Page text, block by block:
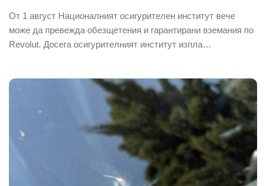
От 1 август Националният осигурителен институт вече
може да превежда обезщетения и гарантирани вземания по
Revolut. Досега осигурителният институт изпла…